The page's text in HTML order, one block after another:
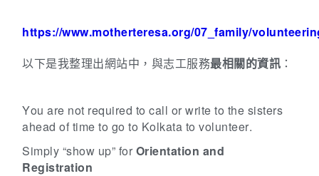
https://www.motherteresa.org/07_family/
以下是我整理出網站中，與志工服務最相關的資訊 ：
You are not required to call or write to the sisters
ahead of time to go to Kolkata to volunteer.
Simply “show up” for Orientation and
Registration